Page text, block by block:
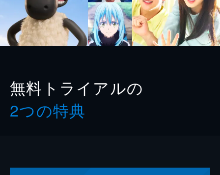
無料トライアルの
2つの特典